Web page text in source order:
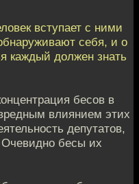
вступает с ними
себя, и о
каждый должен знать
бесов в
влиянием этих
депутатов,
Очевидно бесы их